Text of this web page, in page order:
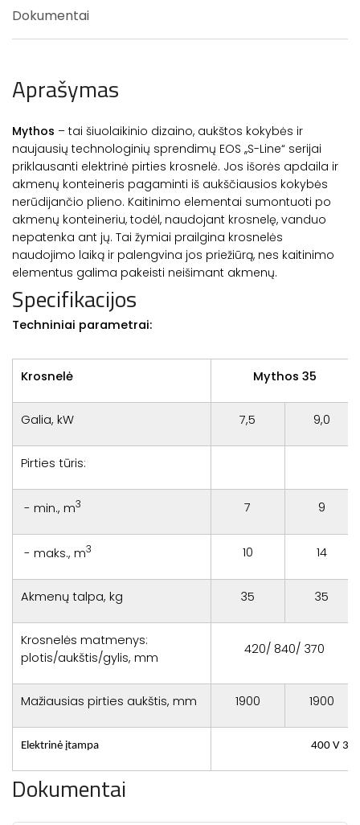
Dokumentai
Aprašymas
Mythos – tai šiuolaikinio dizaino, aukštos kokybės ir
naujausių technologinių sprendimų EOS ,,S-Line“ serijai
priklausanti elektrinė pirties krosnelė. Jos išorės apdaila ir
akmenų konteineris pagaminti iš aukščiausios kokybės
nerūdijančio plieno. Kaitinimo elementai sumontuoti po
akmenų konteineriu, todėl, naudojant krosnelę, vanduo
nepatenka ant jų. Tai žymiai prailgina krosnelės
naudojimo laiką ir palengvina jos priežiūrą, nes kaitinimo
elementus galima pakeisti neišimant akmenų.
Specifikacijos
Techniniai parametrai:
Krosnelė Mythos 35
Galia, kW 7,5 9,0
Pirties tūris:
- min., m3 7 9
- maks., m3 10 14
Akmenų talpa, kg 35 35
Krosnelės matmenys:
plotis/aukštis/gylis, mm
420/ 840/ 370
Mažiausias pirties aukštis, mm 1900 1900
Elektrinė įtampa 400 V 3N
Dokumentai